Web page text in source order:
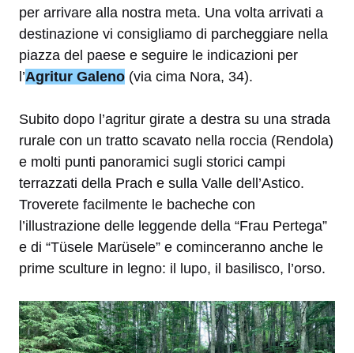
per arrivare alla nostra meta. Una volta arrivati a
destinazione vi consigliamo di parcheggiare nella
piazza del paese e seguire le indicazioni per
l’Agritur Galeno (via cima Nora, 34).
Subito dopo l’agritur girate a destra su una strada
rurale con un tratto scavato nella roccia (Rendola)
e molti punti panoramici sugli storici campi
terrazzati della Prach e sulla Valle dell’Astico.
Troverete facilmente le bacheche con
l’illustrazione delle leggende della “Frau Pertega”
e di “Tüsele Marüsele” e cominceranno anche le
prime sculture in legno: il lupo, il basilisco, l’orso.